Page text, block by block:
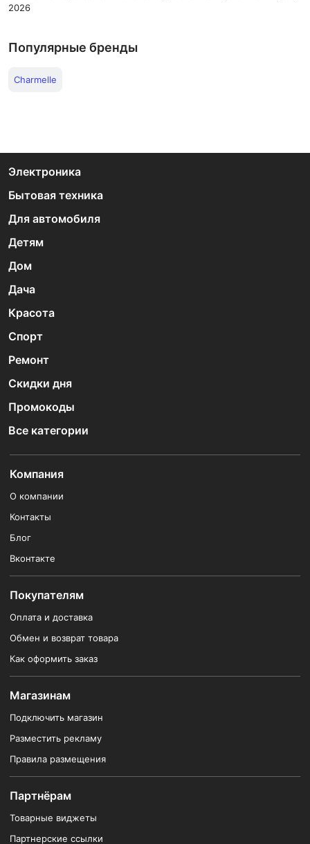
2026
Популярные бренды
Charmelle
Электроника
Бытовая техника
Для автомобиля
Детям
Дом
Дача
Красота
Спорт
Ремонт
Скидки дня
Промокоды
Все категории
Компания
О компании
Контакты
Блог
Вконтакте
Покупателям
Оплата и доставка
Обмен и возврат товара
Как оформить заказ
Магазинам
Подключить магазин
Разместить рекламу
Правила размещения
Партнёрам
Товарные виджеты
Партнерские ссылки